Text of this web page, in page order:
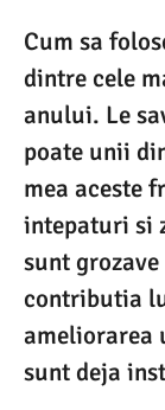
0
2
2
0
2
.
0
8
.
2
Cum sa
dintre cele
anului. Le
poate unii
mea aceste
intepaturi si
sunt
contributia
ameliorarea
sunt deja